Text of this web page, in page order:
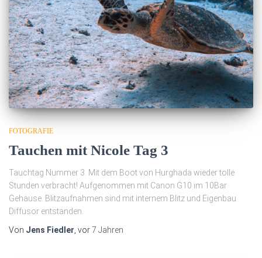
FOTOGRAFIE
Tauchen mit Nicole Tag 3
Tauchtag Nummer 3. Mit dem Boot von Hurghada wieder tolle
Stunden verbracht! Aufgenommen mit Canon G10 im 10Bar
Gehäuse. Blitzaufnahmen sind mit internem Blitz und Eigenbau
Diffusor entstanden.
Von Jens Fiedler , vor7 Jahren